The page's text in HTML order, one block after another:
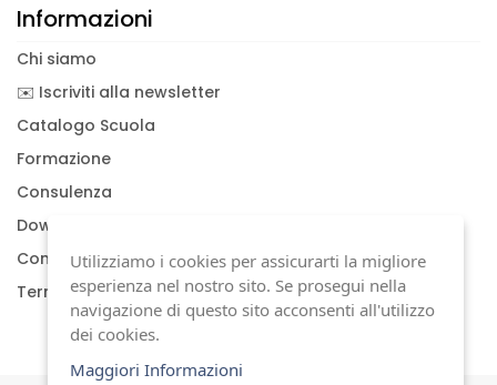
Informazioni
Chi siamo
✉️ Iscriviti alla newsletter
Catalogo Scuola
Formazione
Consulenza
Download documenti
Condizioni generali
Termini di garanzia
Utilizziamo i cookies per assicurarti la migliore
esperienza nel nostro sito. Se prosegui nella
navigazione di questo sito acconsenti all'utilizzo
dei cookies.
Maggiori Informazioni